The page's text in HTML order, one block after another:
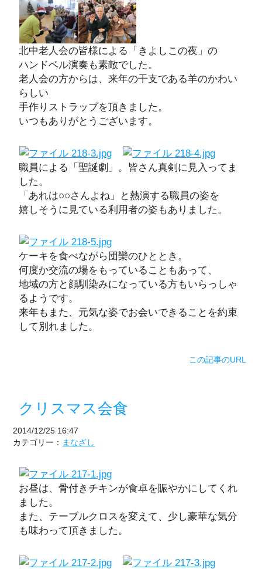
北中老人会の皆様による「きよしこの夜」の
ハンドベル演奏も素敵でした。
老人会の方からは、来年の干支である羊のかわい
らしい
手作りストラップを頂きました。
いつもありがとうございます。
職員による「聖誕劇」。皆さん真剣に見入ってま
した。
「あれは○○さんよね」と熱演する職員の姿を
嬉しそうに見ている利用者の姿もありました。
ケーキを食べながら団欒のひととき。
何度か交流の場をもっていることもあって、
地域の方と顔馴染みになっている方もいらっしゃ
るようです。
来年もまた、元気な姿でお会いできることを約束
して別れました。
この記事のURL
クリスマス会食
2014/12/25 16:47
カテゴリー： まなざし
お昼は、骨付きチキンが食卓を賑やかにしてくれ
ました。
また、テーブルクロスを変えて、少し豪華な気分
も味わって頂きました。